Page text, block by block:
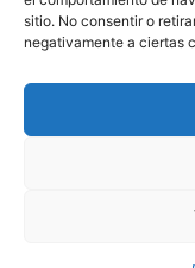
sitio. No consentir o
negativamente a ciertas
CONTACTA CON